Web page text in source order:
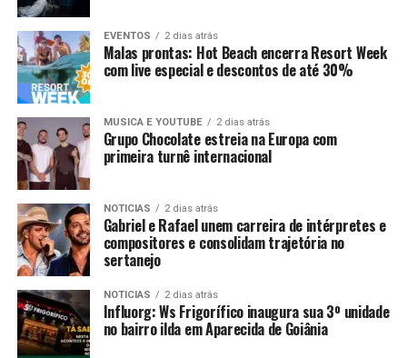
EVENTOS 2 dias atrás
Malas prontas: Hot Beach encerra Resort Week
com live especial e descontos de até 30%
MUSICA E YOUTUBE 2 dias atrás
Grupo Chocolate estreia na Europa com
primeira turnê internacional
NOTICIAS 2 dias atrás
Gabriel e Rafael unem carreira de intérpretes e
compositores e consolidam trajetória no
sertanejo
NOTICIAS 2 dias atrás
Influorg: Ws Frigorífico inaugura sua 3º unidade
no bairro ilda em Aparecida de Goiânia